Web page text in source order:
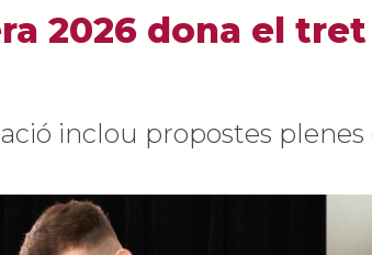
2026 dona el
inclou propostes